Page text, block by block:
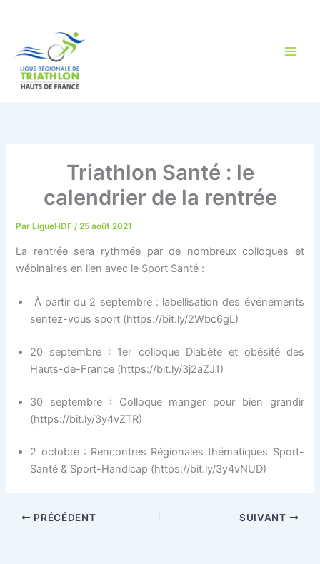
Triathlon Santé : le
calendrier de la rentrée
ParLigueHDF /25 août 2021
​​La rentrée sera rythmée par de nombreux colloques et
wébinaires en lien avec le Sport Santé :
​ À partir du 2 septembre : labellisation des événements
sentez-vous sport (https://bit.ly/2Wbc6gL)​​
20 septembre : 1er colloque Diabète et obésité des
Hauts-de-France (https://bit.ly/3j2aZJ1)​​
30 septembre : Colloque manger pour bien grandir
(https://bit.ly/3y4vZTR)​​
2 octobre : Rencontres Régionales thématiques Sport-
Santé & Sport-Handicap (https://bit.ly/3y4vNUD)
PRÉCÉDENT SUIVANT